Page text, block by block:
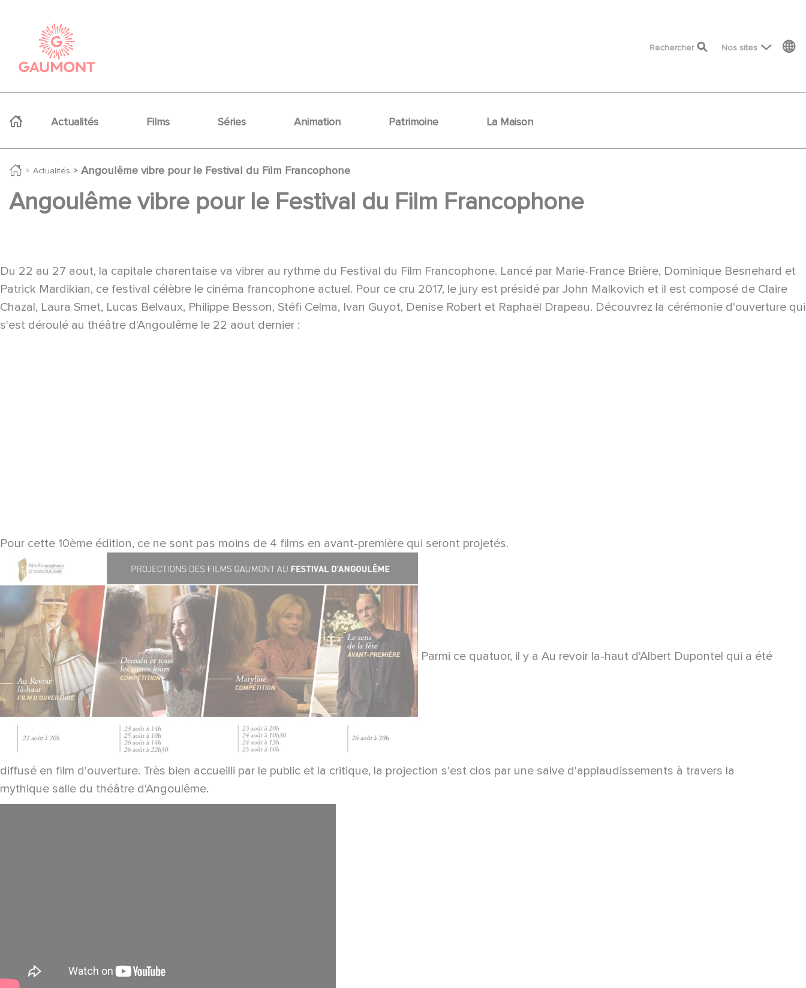
top menu
Rechercher Nos sites
Actualités Films Séries Animation Patrimoine La Maison
Actualités Angoulême vibre pour le Festival du Film Francophone
Angoulême vibre pour le Festival du Film Francophone
Du 22 au 27 aout, la capitale charentaise va vibrer au rythme du Festival du Film Francophone. Lancé par Marie-France Brière, Dominique Besnehard et
Patrick Mardikian, ce festival célèbre le cinéma francophone actuel. Pour ce cru 2017, le jury est présidé par John Malkovich et il est composé de Claire
Chazal, Laura Smet, Lucas Belvaux, Philippe Besson, Stéfi Celma, Ivan Guyot, Denise Robert et Raphaël Drapeau. Découvrez la cérémonie d'ouverture qui
s'est déroulé au théâtre d'Angoulême le 22 aout dernier :
Pour cette 10ème édition, ce ne sont pas moins de 4 films en avant-première qui seront projetés.
Parmi ce quatuor, il y a Au revoir la-haut d'Albert Dupontel qui a été
diffusé en film d'ouverture. Très bien accueilli par le public et la critique, la projection s'est clos par une salve d'applaudissements à travers la
mythique salle du théâtre d'Angoulême.